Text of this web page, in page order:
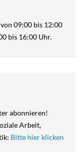
09:00 bis 12:00
bis 16:00 Uhr.
abonnieren!
Arbeit,
Bitte hier klicken